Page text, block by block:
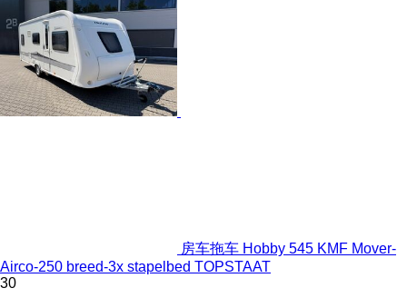
房车拖车 Hobby 545 KMF Mover-
Airco-250 breed-3x stapelbed TOPSTAAT
30